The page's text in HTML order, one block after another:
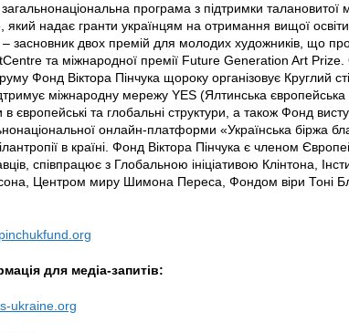
програма з підтримки талановитої
який надає гранти українцям на отримання вищої
засновник двох премій для молодих художників, що
та міжнародної премії Future Generation Art Prize.
Фонд Віктора Пінчука щороку організовує Круглий
міжнародну мережу YES (Ялтинська європейська
в європейські та глобальні структури, а також Фонд
онлайн-платформи «Українська біржа
в країні. Фонд Віктора Пінчука є членом
співпрацює з Глобальною ініціативою Клінтона,
Центром миру Шимона Переса, Фондом віри Тоні
pinchukfund.org
для медіа-запитів:
ukraine.org